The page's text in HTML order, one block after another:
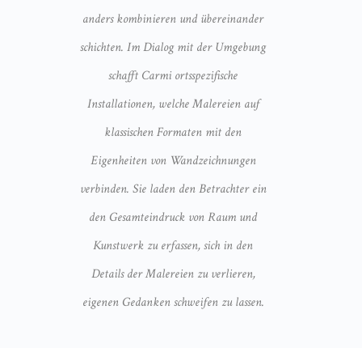
anders kombinieren und übereinander
schichten. Im Dialog mit der Umgebung
schafft Carmi ortsspezifische
Installationen, welche Malereien auf
klassischen Formaten mit den
Eigenheiten von Wandzeichnungen
verbinden. Sie laden den Betrachter ein
den Gesamteindruck von Raum und
Kunstwerk zu erfassen, sich in den
Details der Malereien zu verlieren,
eigenen Gedanken schweifen zu lassen.